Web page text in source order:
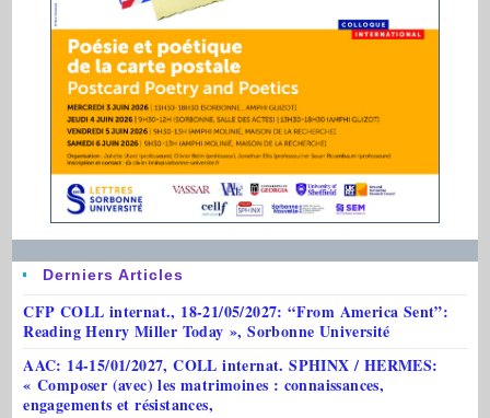
Derniers Articles
CFP COLL internat., 18-21/05/2027: “From America Sent”:
Reading Henry Miller Today », Sorbonne Université
AAC: 14-15/01/2027, COLL internat. SPHINX / HERMES:
« Composer (avec) les matrimoines : connaissances,
engagements et résistances,